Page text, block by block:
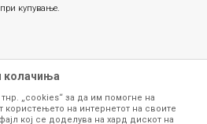
при купување.
колачиња
„cookies“ за да им помогне на
користењето на интернетот на своите
кој се доделува на хард дискот на